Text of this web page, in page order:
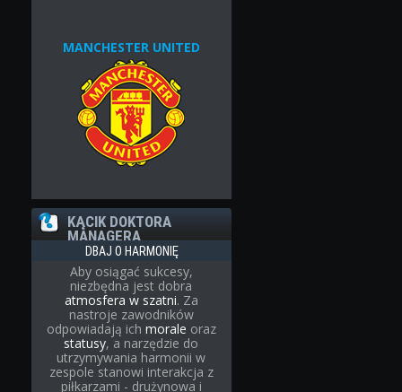
MANCHESTER UNITED
KĄCIK DOKTORA
MANAGERA
DBAJ O HARMONIĘ
Aby osiągać sukcesy,
niezbędna jest dobra
atmosfera w szatni. Za
nastroje zawodników
odpowiadają ich morale oraz
statusy, a narzędzie do
utrzymywania harmonii w
zespole stanowi interakcja z
piłkarzami - drużynowa i